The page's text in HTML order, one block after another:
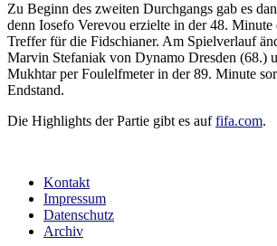
Zu Beginn des zweiten Durchgangs gab es
denn Iosefo Verevou erzielte in der 48.
Treffer für die Fidschianer. Am Spielverlauf
Marvin Stefaniak von Dynamo Dresden (68.)
Mukhtar per Foulelfmeter in der 89. Minute
Endstand.
Die Highlights der Partie gibt es auffifa.com.
Kontakt
Impressum
Datenschutz
Archiv